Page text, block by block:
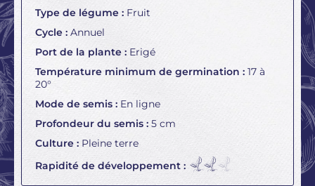
Type de légume : Fruit
Cycle : Annuel
Port de la plante : Erigé
Température minimum de germination : 17 à
20°
Mode de semis : En ligne
Profondeur du semis : 5 cm
Culture : Pleine terre
Rapidité de développement :